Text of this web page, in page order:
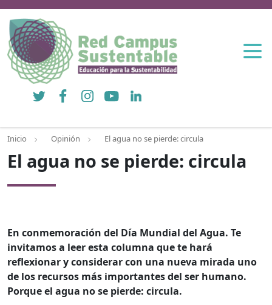
Twitter FacebookInstagramYouTubeLinkedIn
Inicio Opinión El agua no se pierde: circula
El agua no se pierde: circula
En conmemoración del Día Mundial del Agua. Te
invitamos a leer esta columna que te hará
reflexionar y considerar con una nueva mirada uno
de los recursos más importantes del ser humano.
Porque el agua no se pierde: circula.